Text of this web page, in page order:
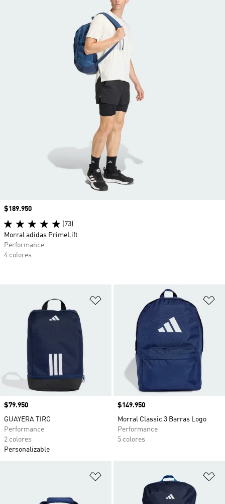
Añadir a la lista de deseos
Precio
$79.950
GUAYERA TIRO
Performance
2 colores
Personalizable
Precio
$149.950
Morral Classic 3 Barras Logo
Performance
5 colores
Añadir a la lista de deseos
Precio
$189.950
(73)
Morral adidas PrimeLift
Performance
4 colores